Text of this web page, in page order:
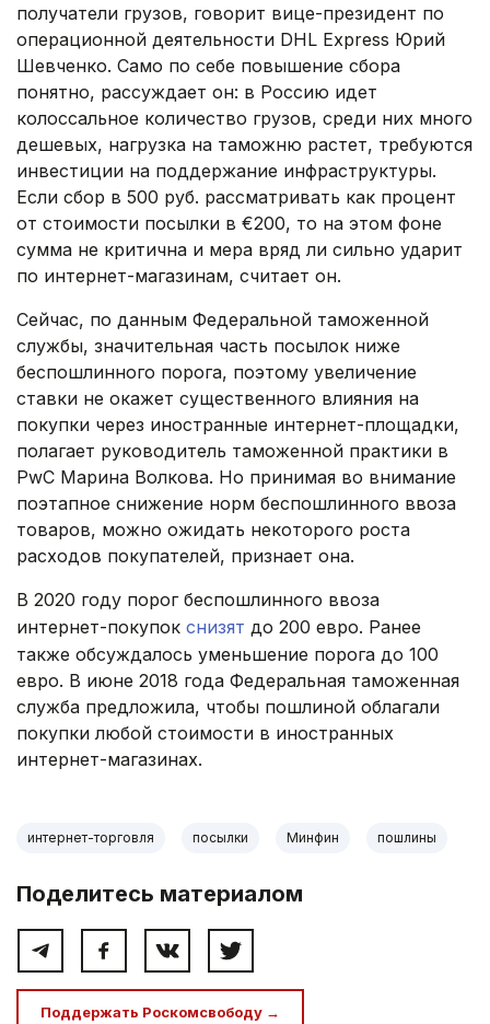
получатели грузов, говорит вице-президент по
операционной деятельности DHL Express Юрий
Шевченко. Само по себе повышение сбора
понятно, рассуждает он: в Россию идет
колоссальное количество грузов, среди них много
дешевых, нагрузка на таможню растет, требуются
инвестиции на поддержание инфраструктуры.
Если сбор в 500 руб. рассматривать как процент
от стоимости посылки в €200, то на этом фоне
сумма не критична и мера вряд ли сильно ударит
по интернет-магазинам, считает он.
Сейчас, по данным Федеральной таможенной
службы, значительная часть посылок ниже
беспошлинного порога, поэтому увеличение
ставки не окажет существенного влияния на
покупки через иностранные интернет-площадки,
полагает руководитель таможенной практики в
PwC Марина Волкова. Но принимая во внимание
поэтапное снижение норм беспошлинного ввоза
товаров, можно ожидать некоторого роста
расходов покупателей, признает она.
В 2020 году порог беспошлинного ввоза
интернет-покупок снизят до 200 евро. Ранее
также обсуждалось уменьшение порога до 100
евро. В июне 2018 года Федеральная таможенная
служба предложила, чтобы пошлиной облагали
покупки любой стоимости в иностранных
интернет-магазинах.
интернет-торговля посылки Минфин пошлины
Поделитесь материалом
Поддержать Роскомсвободу →